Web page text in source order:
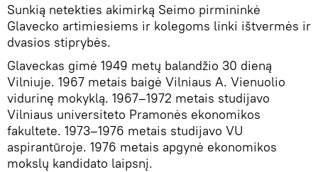
Sunkią netekties akimirką Seimo pirmininkė
Glavecko artimiesiems ir kolegoms linki ištvermės ir
dvasios stiprybės.
Glaveckas gimė 1949 metų balandžio 30 dieną
Vilniuje. 1967 metais baigė Vilniaus A. Vienuolio
vidurinę mokyklą. 1967–1972 metais studijavo
Vilniaus universiteto Pramonės ekonomikos
fakultete. 1973–1976 metais studijavo VU
aspirantūroje. 1976 metais apgynė ekonomikos
mokslų kandidato laipsnį.